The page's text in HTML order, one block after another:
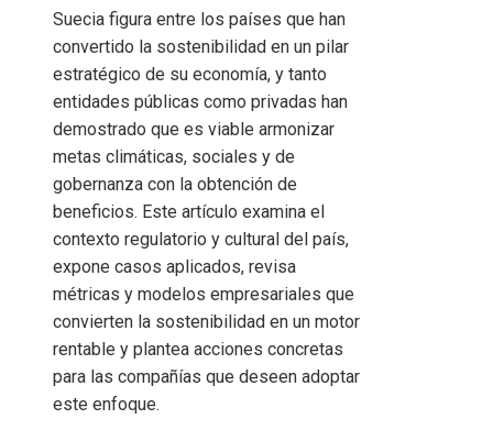
Suecia figura entre los países que han
convertido la sostenibilidad en un pilar
estratégico de su economía, y tanto
entidades públicas como privadas han
demostrado que es viable armonizar
metas climáticas, sociales y de
gobernanza con la obtención de
beneficios. Este artículo examina el
contexto regulatorio y cultural del país,
expone casos aplicados, revisa
métricas y modelos empresariales que
convierten la sostenibilidad en un motor
rentable y plantea acciones concretas
para las compañías que deseen adoptar
este enfoque.